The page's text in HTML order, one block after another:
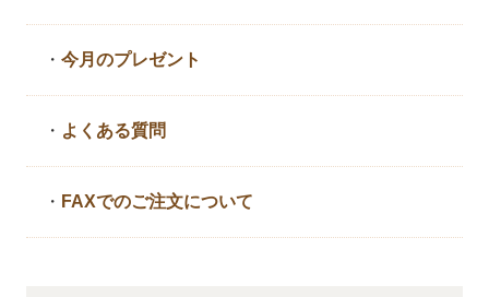
・今月のプレゼント
・ よくある質問
・ FAXでのご注文について